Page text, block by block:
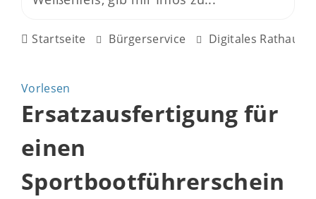
Startseite Bürgerservice Digitales Rathaus
Vorlesen
Ersatzausfertigung für
einen
Sportbootführerschein